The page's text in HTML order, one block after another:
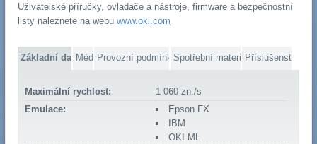
Uživatelské příručky, ovladače a nástroje, firmware a bezpečnostní
listy naleznete na webu www.oki.com
Základní dataMédiaProvozní podmínkySpotřební materiálPříslušenství
Maximální rychlost:
1 060 zn./s
Emulace:
Epson FX
IBM
OKI ML